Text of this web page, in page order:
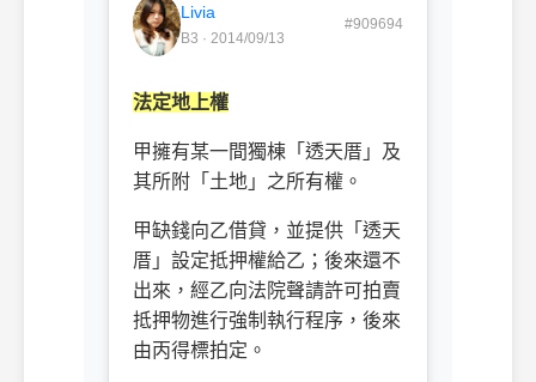
Livia
B3 · 2014/09/13
#909694
法定地上權
甲擁有某一間獨棟「透天厝」及
其所附「土地」之所有權。
甲缺錢向乙借貸，並提供「透天
厝」設定抵押權給乙；後來還不
出來，經乙向法院聲請許可拍賣
抵押物進行強制執行程序，後來
由丙得標拍定。